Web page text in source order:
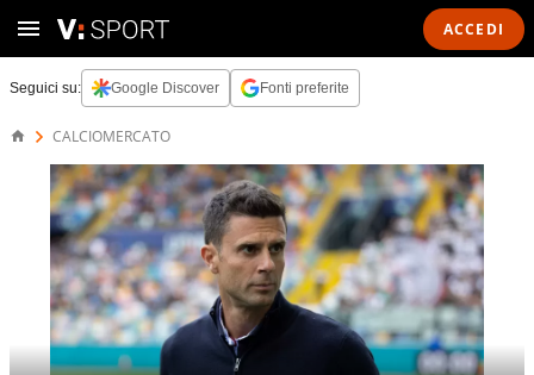
ACCEDI
Seguici su: Google Discover Fonti preferite
CALCIOMERCATO